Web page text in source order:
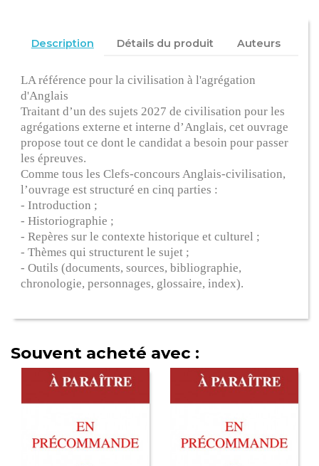
Description Détails du produit Auteurs
LA référence pour la civilisation à l'agrégation
d'Anglais
Traitant d’un des sujets 2027 de civilisation pour les
agrégations externe et interne d’Anglais, cet ouvrage
propose tout ce dont le candidat a besoin pour passer
les épreuves.
Comme tous les Clefs-concours Anglais-civilisation,
l’ouvrage est structuré en cinq parties :
- Introduction ;
- Historiographie ;
- Repères sur le contexte historique et culturel ;
- Thèmes qui structurent le sujet ;
- Outils (documents, sources, bibliographie,
chronologie, personnages, glossaire, index).
Souvent acheté avec :